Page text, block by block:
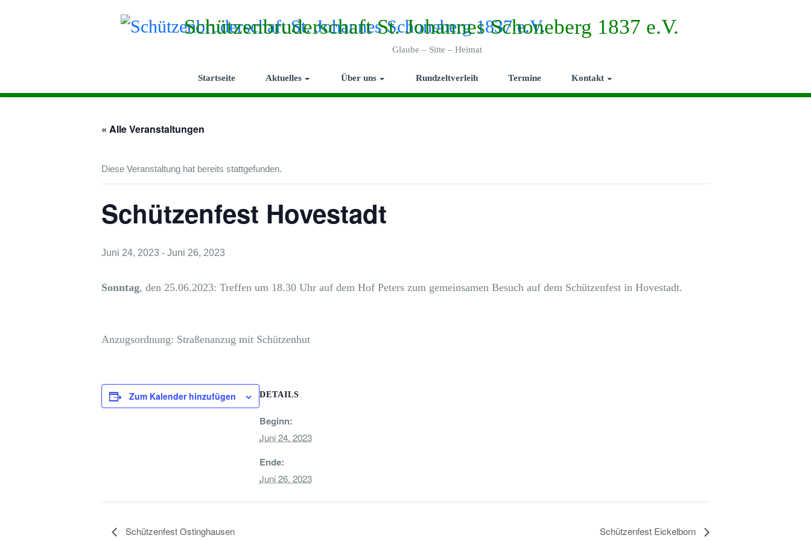
Schützenbruderschaft St. Johannes Schoneberg 1837 e.V.
Glaube – Sitte – Heimat
Startseite Aktuelles Über uns Rundzeltverleih Termine Kontakt
« Alle Veranstaltungen
Diese Veranstaltung hat bereits stattgefunden.
Schützenfest Hovestadt
Juni 24, 2023 - Juni 26, 2023
Sonntag, den 25.06.2023: Treffen um 18.30 Uhr auf dem Hof Peters zum gemeinsamen Besuch auf dem Schützenfest in Hovestadt.
Anzugsordnung: Straßenanzug mit Schützenhut
Zum Kalender hinzufügen DETAILS
Beginn:
Juni 24, 2023
Ende:
Juni 26, 2023
Schützenfest Ostinghausen Schützenfest Eickelborn